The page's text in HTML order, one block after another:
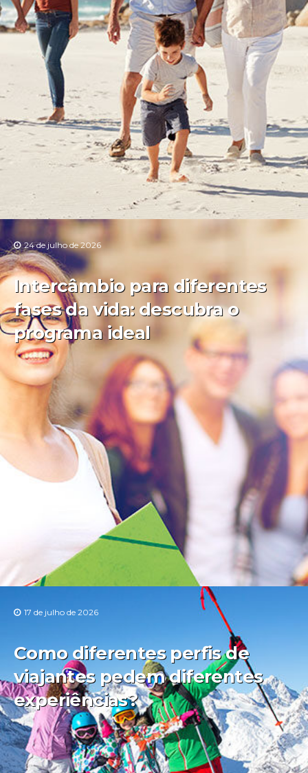
24 de julho de 2026
Intercâmbio para diferentes
fases da vida: descubra o
programa ideal
17 de julho de 2026
Como diferentes perfis de
viajantes pedem diferentes
experiências?